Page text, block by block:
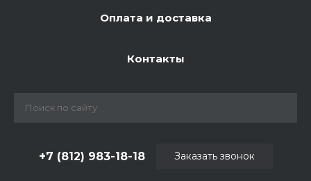
Оплата и доставка
Контакты
+7 (812) 983-18-18 Заказать звонок